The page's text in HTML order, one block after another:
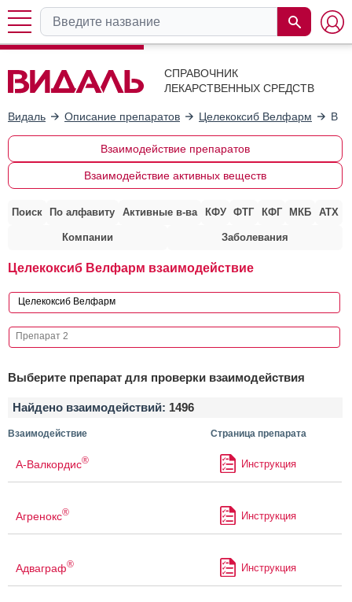
СПРАВОЧНИК
ЛЕКАРСТВЕННЫХ СРЕДСТВ
Видаль Описание препаратов Целекоксиб Велфарм
Взаимодействие препаратов
Взаимодействие активных веществ
Поиск По алфавиту Активные в-ва КФУ ФТГ КФГ МКБ АТХ
Компании Заболевания
Целекоксиб Велфарм взаимодействие
Выберите препарат для проверки взаимодействия
Найдено взаимодействий: 1496
Взаимодействие Страница препарата
А-Валкордис® Инструкция
Агренокс® Инструкция
Адваграф® Инструкция